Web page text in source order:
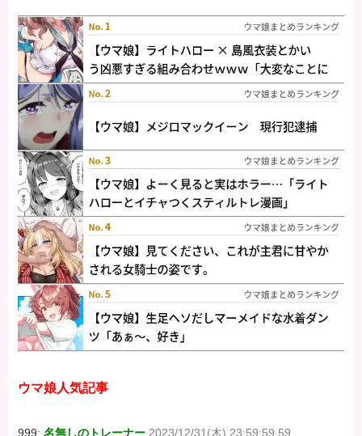
ウマ娘人気記事
999:名無しのトレーナー 2023/12/31(木) 23:59:59.59